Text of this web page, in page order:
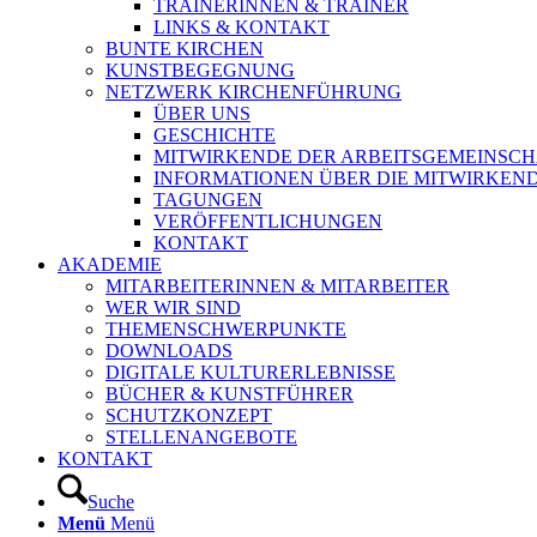
TRAINERINNEN & TRAINER
LINKS & KONTAKT
BUNTE KIRCHEN
KUNSTBEGEGNUNG
NETZWERK KIRCHENFÜHRUNG
ÜBER UNS
GESCHICHTE
MITWIRKENDE DER
INFORMATIONEN ÜBER DIE
TAGUNGEN
VERÖFFENTLICHUNGEN
KONTAKT
AKADEMIE
MITARBEITERINNEN & MITARBEITER
WER WIR SIND
THEMENSCHWERPUNKTE
DOWNLOADS
DIGITALE KULTURERLEBNISSE
BÜCHER & KUNSTFÜHRER
SCHUTZKONZEPT
STELLENANGEBOTE
KONTAKT
Suche
Menü Menü